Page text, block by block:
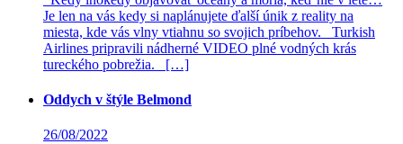
Je len na vás kedy si naplánujete ďalší únik z reality na
miesta, kde vás vlny vtiahnu so svojich príbehov. Turkish
Airlines pripravili nádherné VIDEO plné vodných krás
tureckého pobrežia. […]
Oddych v štýle Belmond
26/08/2022